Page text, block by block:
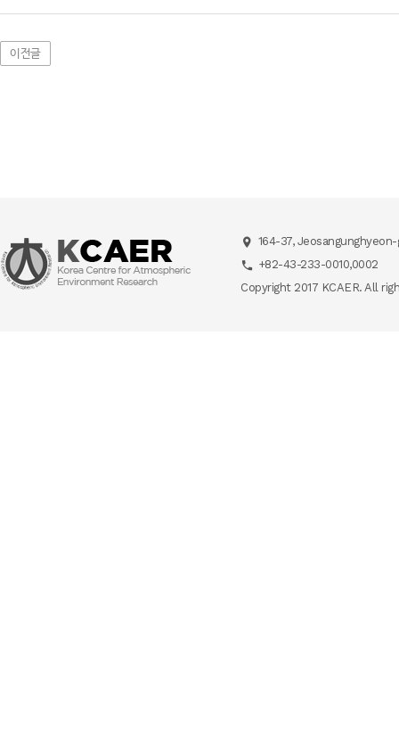
이전글
164-37,
+82-43-233-0010,0002
Copyright 2017 KCAER. All